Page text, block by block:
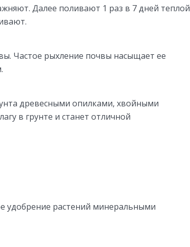
Далее поливают 1 раз в 7 дней теплой
Частое рыхление почвы насыщает ее
древесными опилками, хвойными
в грунте и станет отличной
удобрение растений минеральными